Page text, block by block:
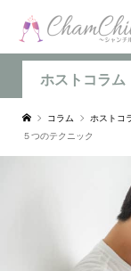
ホストコラム
コラム ホストコ
５つのテクニック